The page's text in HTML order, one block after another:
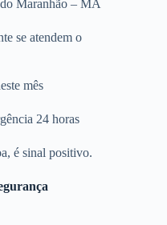
Maranhão – MA
se atendem o
mês
24 horas
é sinal positivo.